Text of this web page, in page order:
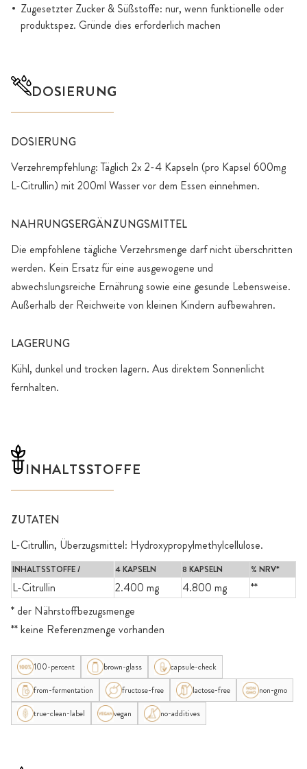
Zugesetzter Zucker & Süßstoffe: nur, wenn funktionelle oder
produktspez. Gründe dies erforderlich machen
DOSIERUNG
DOSIERUNG
Verzehrempfehlung: Täglich 2x 2-4 Kapseln (pro Kapsel 600mg
L-Citrullin) mit 200ml Wasser vor dem Essen einnehmen.
NAHRUNGSERGÄNZUNGSMITTEL
Die empfohlene tägliche Verzehrsmenge darf nicht überschritten
werden. Kein Ersatz für eine ausgewogene und
abwechslungsreiche Ernährung sowie eine gesunde Lebensweise.
Außerhalb der Reichweite von kleinen Kindern aufbewahren.
LAGERUNG
Kühl, dunkel und trocken lagern. Aus direktem Sonnenlicht
fernhalten.
INHALTSSTOFFE
ZUTATEN
L-Citrullin, Überzugsmittel: Hydroxypropylmethylcellulose.
INHALTSSTOFFE / 4 KAPSELN 8 KAPSELN % NRV*
L-Citrullin 2.400 mg 4.800 mg
**
* der Nährstoffbezugsmenge
** keine Referenzmenge vorhanden
100-percent brown-glass
capsule-check
from-fermentation
fructose-free lactose-free
non-gmo
true-clean-label
vegan no-additives